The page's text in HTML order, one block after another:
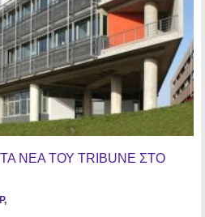
ΝΕΑ ΤΟΥ TRIBUNE ΣΤΟ
,